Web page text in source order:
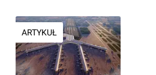
ARTYKUŁ